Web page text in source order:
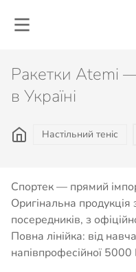
Ракетки Atemi
в Україні
Настільний теніс
Спортек — прямий
Оригінальна
посередників, з
Повна лінійка: від
напівпрофесійної